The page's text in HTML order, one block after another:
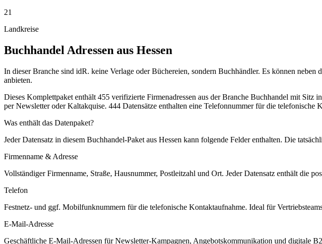
21
Landkreise
Buchhandel Adressen aus Hessen
In dieser Branche sind idR. keine Verlage oder Büchereien, sondern Buchhändler. Es können
anbieten.
Dieses Komplettpaket enthält 455 verifizierte Firmenadressen aus der Branche Buchhandel mit Sitz in
per Newsletter oder Kaltakquise. 444 Datensätze enthalten eine Telefonnummer für die telefonische
Was enthält das Datenpaket?
Jeder Datensatz in diesem Buchhandel-Paket aus Hessen kann folgende Felder enthalten. Die
Firmenname & Adresse
Vollständiger Firmenname, Straße, Hausnummer, Postleitzahl und Ort. Jeder Datensatz enthält die
Telefon
Festnetz- und ggf. Mobilfunknummern für die telefonische Kontaktaufnahme. Ideal für
E-Mail-Adresse
Geschäftliche E-Mail-Adressen für Newsletter-Kampagnen, Angebotskommunikation und digitale